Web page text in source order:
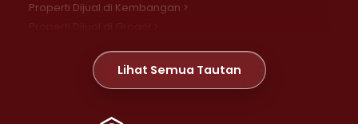
Properti Dijual di Kembangan >
Properti Dijual di Meruya >
Properti Dijual di Jelambar >
Lihat Semua Tautan